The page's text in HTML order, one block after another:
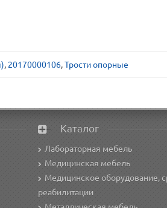
, 20170000106,Трости опорные
Каталог
Лабораторная мебель
Медицинская мебель
Медицинское оборудование,
реабилитации